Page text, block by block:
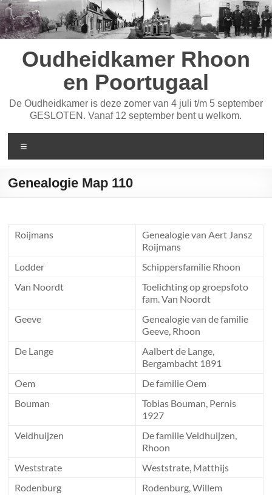
Ga
naar
de
inhoud
Oudheidkamer Rhoon
en Poortugaal
De Oudheidkamer is deze zomer van 4 juli t/m 5 september
GESLOTEN. Vanaf 12 september bent u welkom.
Genealogie Map 110
Roijmans
Genealogie van Aert Jansz
Roijmans
Lodder
Schippersfamilie Rhoon
Van Noordt
Toelichting op groepsfoto
fam. Van Noordt
Geeve
Genealogie van de familie
Geeve, Rhoon
De Lange
Aalbert de Lange,
Bergambacht 1891
Oem
De familie Oem
Bouman
Tobias Bouman, Pernis
1927
Veldhuijzen
De familie Veldhuijzen,
Rhoon
Weststrate
Weststrate, Matthijs
Rodenburg
Rodenburg, Willem